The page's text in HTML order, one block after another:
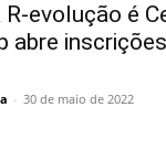
evolução é
abre
- 30 de maio de 2022